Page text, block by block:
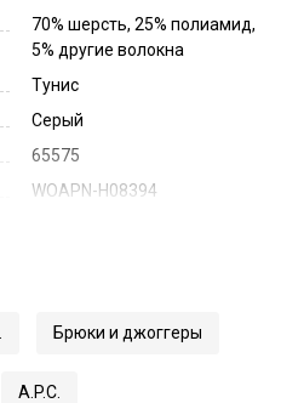
70% шерсть, 25% полиамид,
5% другие волокна
Тунис
Серый
65575
WOAPN-H08394
Брюки и джоггеры
A.P.C.